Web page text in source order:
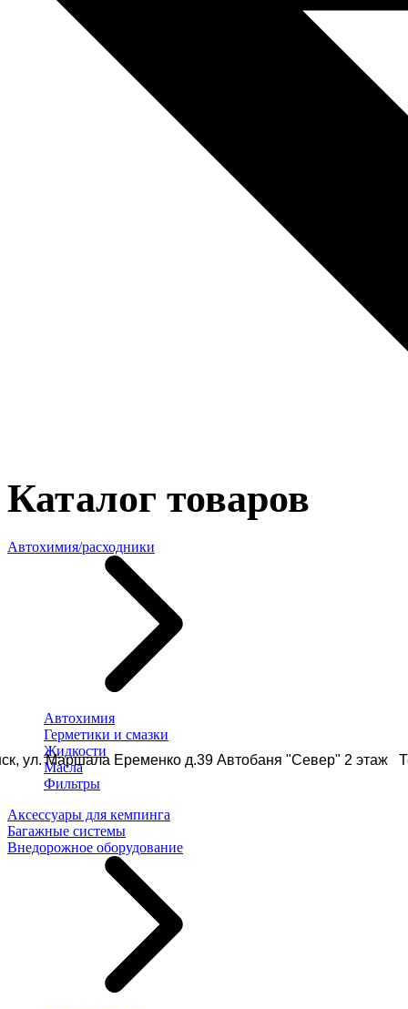
ул. Маршала Еременко д.39 Автобаня "Север" 2 этаж
Каталог товаров
Автохимия/расходники
Автохимия
Герметики и смазки
Жидкости
Масла
Фильтры
Аксессуары для кемпинга
Багажные системы
Внедорожное оборудование